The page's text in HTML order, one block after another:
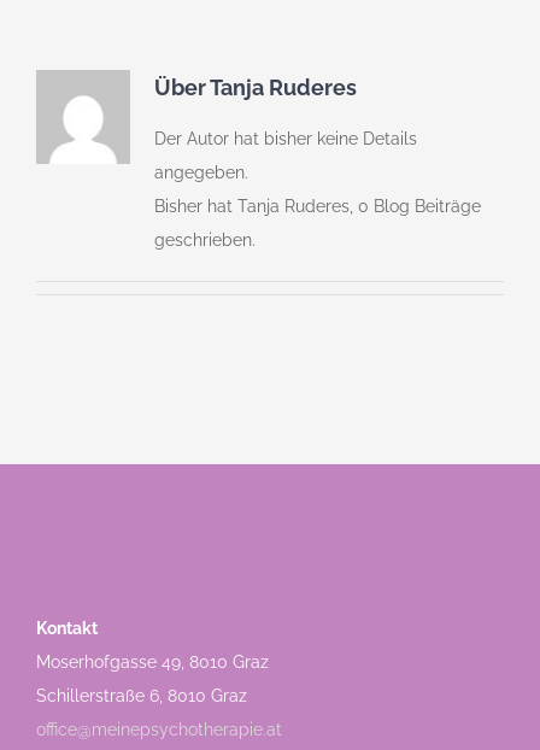
ÜberTanja Ruderes
Der Autor hat bisher keine Details
angegeben.
Bisher hat Tanja Ruderes, 0 Blog Beiträge
geschrieben.
Kontakt
Moserhofgasse 49, 8010 Graz
Schillerstraße 6, 8010 Graz
office@meinepsychotherapie.at